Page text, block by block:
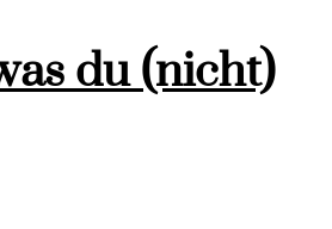
du (nicht)